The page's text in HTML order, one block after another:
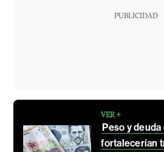
PUBLICIDAD
VER +
Peso y
fortalecerían